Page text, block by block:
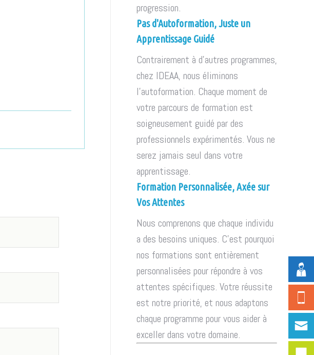
progression.
Pas d'Autoformation, Juste un
Apprentissage Guidé
Contrairement à d'autres programmes,
chez IDEAA, nous éliminons
l'autoformation. Chaque moment de
votre parcours de formation est
soigneusement guidé par des
professionnels expérimentés. Vous ne
serez jamais seul dans votre
apprentissage.
Formation Personnalisée, Axée sur
Vos Attentes
Nous comprenons que chaque individu
a des besoins uniques. C'est pourquoi
nos formations sont entièrement
personnalisées pour répondre à vos
attentes spécifiques. Votre réussite
est notre priorité, et nous adaptons
chaque programme pour vous aider à
exceller dans votre domaine.